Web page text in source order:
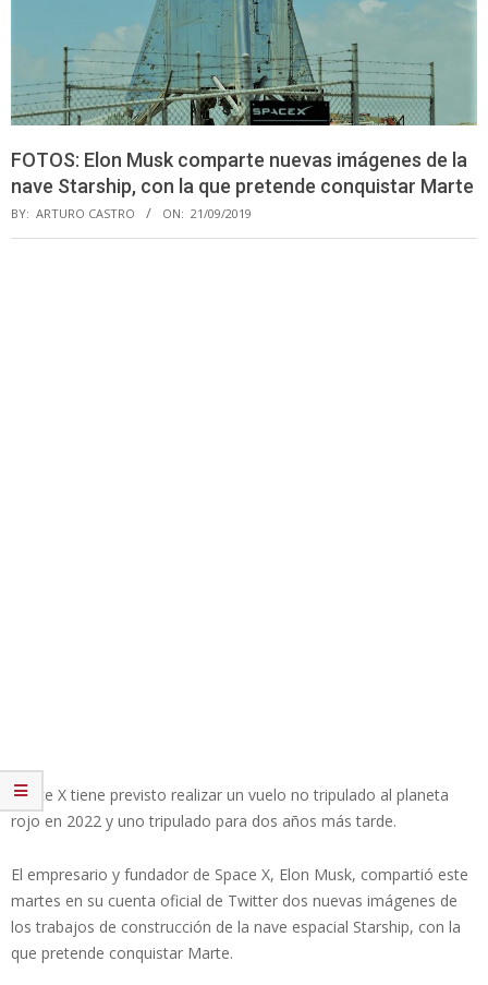
FOTOS: Elon Musk comparte nuevas imágenes de la
nave Starship, con la que pretende conquistar Marte
BY: ARTURO CASTRO ON: 21/09/2019
Space X tiene previsto realizar un vuelo no tripulado al planeta
rojo en 2022 y uno tripulado para dos años más tarde.
El empresario y fundador de Space X, Elon Musk, compartió este
martes en su cuenta oficial de Twitter dos nuevas imágenes de
los trabajos de construcción de la nave espacial Starship, con la
que pretende conquistar Marte.